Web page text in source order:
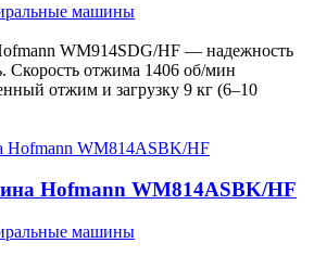
машины
WM914SDG/HF — надежность
Скорость отжима 1406 об/мин
отжим и загрузку 9 кг (6–10
Hofmann WM814ASBK/HF
машины